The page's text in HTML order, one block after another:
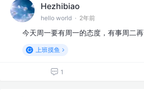
Hezhibiao
hello world · 2年前
今天周一要有周一的态度，有事周二再
上班摸鱼
1